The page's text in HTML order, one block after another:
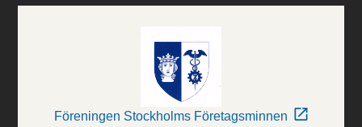
Föreningen Stockholms Företagsminnen